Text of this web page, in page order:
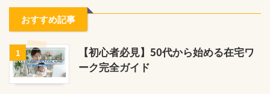
おすすめ記事
1
【初心者必見】50代から始める在宅ワ
ーク完全ガイド